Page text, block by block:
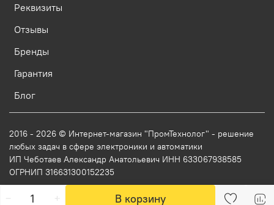
В корзину
Реквизиты
Отзывы
Бренды
Гарантия
Блог
2016 - 2026 © Интернет-магазин "ПромТехнолог" - решение
любых задач в сфере электроники и автоматики
ИП Чеботаев Александр Анатольевич ИНН 633067938585
ОГРНИП 316631300152235